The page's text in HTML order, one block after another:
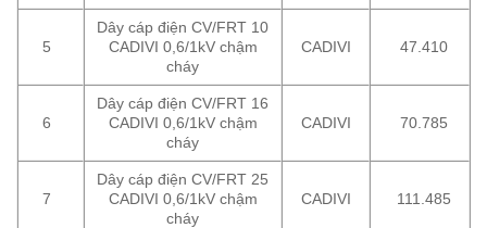
5
Dây cáp điện CV/FRT 10
CADIVI 0,6/1kV chậm
cháy
CADIVI 47.410
6
Dây cáp điện CV/FRT 16
CADIVI 0,6/1kV chậm
cháy
CADIVI 70.785
7
Dây cáp điện CV/FRT 25
CADIVI 0,6/1kV chậm
cháy
CADIVI 111.485